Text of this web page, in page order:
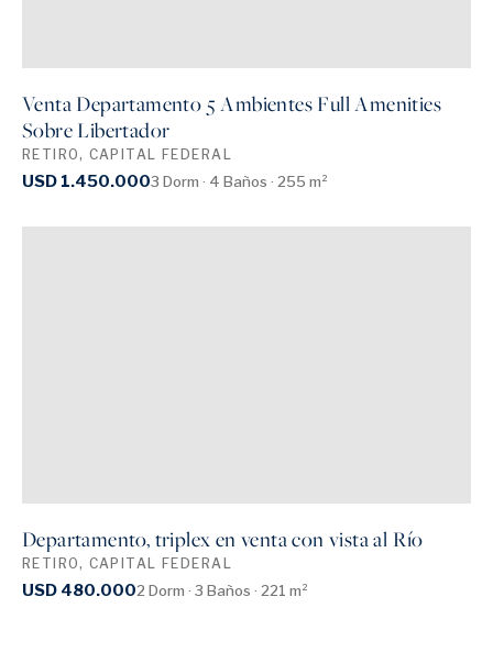
Venta Departamento 5 Ambientes Full Amenities
Sobre Libertador
RETIRO, CAPITAL FEDERAL
USD 1.450.0003 Dorm · 4 Baños · 255 m²
Departamento, triplex en venta con vista al Río
RETIRO, CAPITAL FEDERAL
USD 480.0002 Dorm · 3 Baños · 221 m²